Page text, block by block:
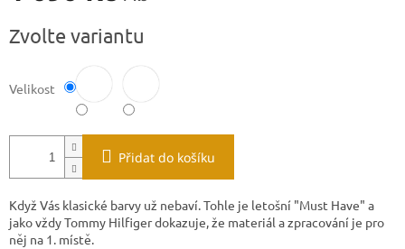
cena:
Zvolte variantu
Velikost
Přidat do košíku
Když Vás klasické barvy už nebaví. Tohle je letošní "Must Have" a
jako vždy Tommy Hilfiger dokazuje, že materiál a zpracování je pro
něj na 1. místě.